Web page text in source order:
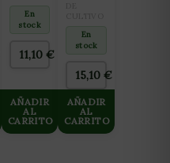
En
stock
11,10 €
AÑADIR
AL
CARRITO
En
stock
15,10€
AÑADIR
AL
CARRITO